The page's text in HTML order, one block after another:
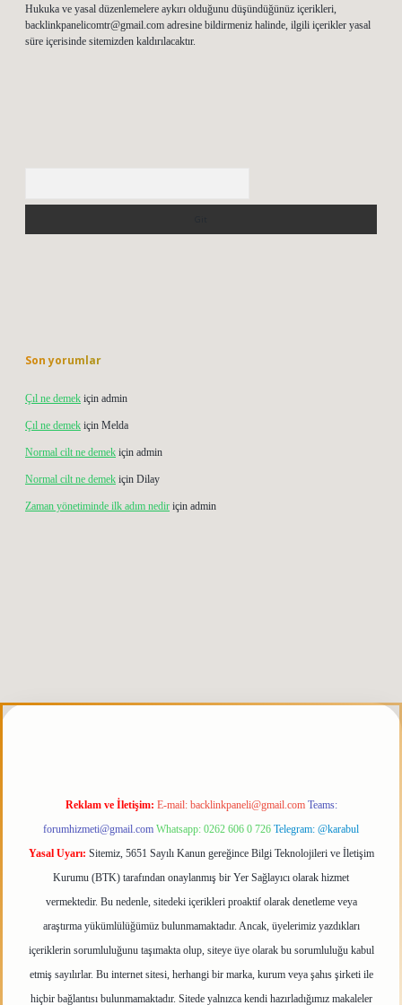
Hukuka ve yasal düzenlemelere aykırı olduğunu düşündüğünüz içerikleri,
backlinkpanelicomtr@gmail.com adresine bildirmeniz halinde, ilgili içerikler yasal
süre içerisinde sitemizden kaldırılacaktır.
Son yorumlar
Çıl ne demek için admin
Çıl ne demek için Melda
Normal cilt ne demek için admin
Normal cilt ne demek için Dilay
Zaman yönetiminde ilk adım nedir için admin
girişelexbett.nettulipbetgiris.org
Reklam ve İletişim: E-mail: backlinkpaneli@gmail.com Teams:
forumhizmeti@gmail.com Whatsapp: 0262 606 0 726 Telegram: @karabul
Yasal Uyarı: Sitemiz, 5651 Sayılı Kanun gereğince Bilgi Teknolojileri ve İletişim
Kurumu (BTK) tarafından onaylanmış bir Yer Sağlayıcı olarak hizmet
vermektedir. Bu nedenle, sitedeki içerikleri proaktif olarak denetleme veya
araştırma yükümlülüğümüz bulunmamaktadır. Ancak, üyelerimiz yazdıkları
içeriklerin sorumluluğunu taşımakta olup, siteye üye olarak bu sorumluluğu kabul
etmiş sayılırlar. Bu internet sitesi, herhangi bir marka, kurum veya şahıs şirketi ile
hiçbir bağlantısı bulunmamaktadır. Sitede yalnızca kendi hazırladığımız makaleler